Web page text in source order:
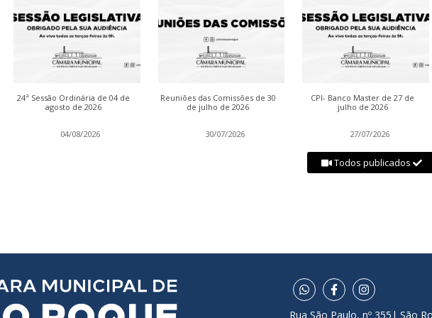
24ª Sessão Ordinária de 04 de
agosto de 2026
04/08/2026
Reuniões das Comissões de 30
de julho de 2026
30/07/2026
CPI- Banco Master de 27 de
julho de 2026
27/07/2026
Todos publicados
Rua São Paulo, nº 355| São